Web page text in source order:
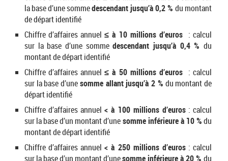
la base d’une sommedescendant jusqu’à 0,2 % du montant
de départ identifié
Chiffre d’affaires annuel≤ à 10 millions d’euros : calcul
sur la base d’une sommedescendant jusqu’à 0,4 %du
montant de départ identifié
Chiffre d’affaires annuel≤ à 50 millions d’euros : calcul
sur la base d’unesomme allant jusqu’à 2 % du montant de
départ identifié
Chiffre d’affaires annuel< à 100 millions d’euros: calcul
sur la base d’un montant d’unesomme inférieure à 10 %du
montant de départ identifié
Chiffre d’affaires annuel< à 250 millions d’euros: calcul
sur la base d’un montant d’unesomme inférieure à 20 % du